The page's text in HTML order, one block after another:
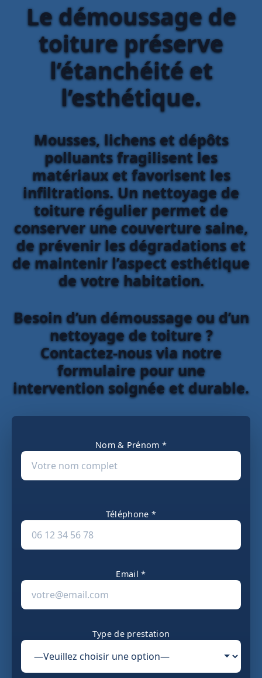
Le démoussage de
toiture préserve
l’étanchéité et
l’esthétique.
Mousses, lichens et dépôts
polluants fragilisent les
matériaux et favorisent les
infiltrations. Un nettoyage de
toiture régulier permet de
conserver une couverture saine,
de prévenir les dégradations et
de maintenir l’aspect esthétique
de votre habitation.
Besoin d’un démoussage ou d’un
nettoyage de toiture ?
Contactez-nous via notre
formulaire pour une
intervention soignée et durable.
Nom & Prénom *
Téléphone *
Email *
Type de prestation